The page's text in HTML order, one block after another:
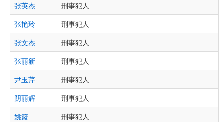
张英杰
刑事犯人
张艳玲
刑事犯人
张文杰
刑事犯人
张丽新
刑事犯人
尹玉芹
刑事犯人
阴丽辉
刑事犯人
姚篮
刑事犯人